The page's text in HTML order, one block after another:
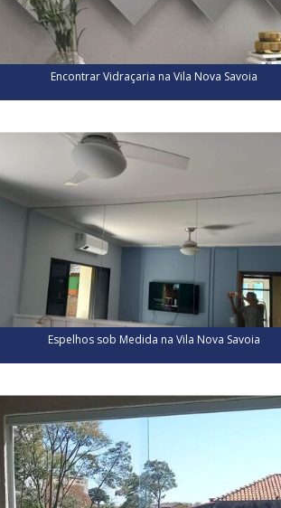
Encontrar Vidraçaria na Vila Nova Savoia
Espelhos sob Medida na Vila Nova Savoia